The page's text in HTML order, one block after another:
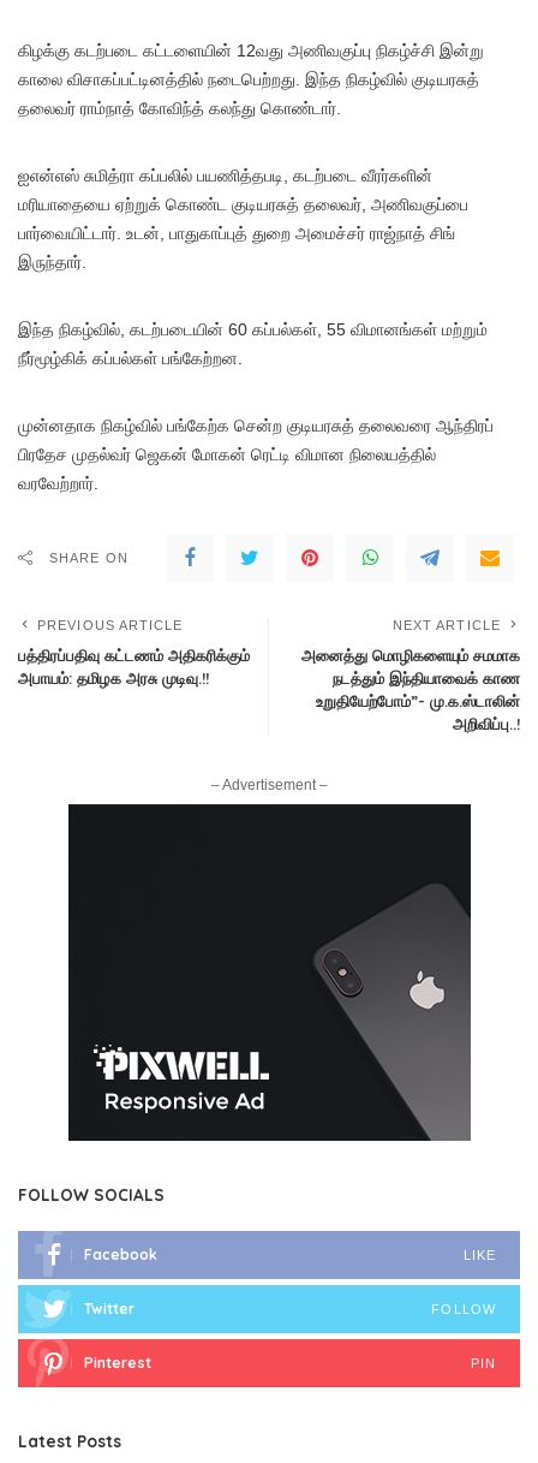
கிழக்கு கடற்படை கட்டளையின் 12வது அணிவகுப்பு நிகழ்ச்சி இன்று
காலை விசாகப்பட்டினத்தில் நடைபெற்றது. இந்த நிகழ்வில் குடியரசுத்
தலைவர் ராம்நாத் கோவிந்த் கலந்து கொண்டார்.
ஐஎன்எஸ் சுமித்ரா கப்பலில் பயணித்தபடி, கடற்படை வீரர்களின்
மரியாதையை ஏற்றுக் கொண்ட குடியரசுத் தலைவர், அணிவகுப்பை
பார்வையிட்டார். உடன், பாதுகாப்புத் துறை அமைச்சர் ராஜ்நாத் சிங்
இருந்தார்.
இந்த நிகழ்வில், கடற்படையின் 60 கப்பல்கள், 55 விமானங்கள் மற்றும்
நீர்மூழ்கிக் கப்பல்கள் பங்கேற்றன.
முன்னதாக நிகழ்வில் பங்கேற்க சென்ற குடியரசுத் தலைவரை ஆந்திரப்
பிரதேச முதல்வர் ஜெகன் மோகன் ரெட்டி விமான நிலையத்தில்
வரவேற்றார்.
SHARE ON
PREVIOUS ARTICLE
பத்திரப்பதிவு கட்டணம் அதிகரிக்கும்
அபாயம்: தமிழக அரசு முடிவு.!!
NEXT ARTICLE
அனைத்து மொழிகளையும் சமமாக
நடத்தும் இந்தியாவைக் காண
உறுதியேற்போம்”- மு.க.ஸ்டாலின்
அறிவிப்பு..!
– Advertisement –
FOLLOW SOCIALS
Facebook LIKE
Twitter FOLLOW
Pinterest PIN
Latest Posts